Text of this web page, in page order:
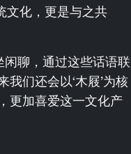
文化，更是与之共
聊，通过这些话语联
们还会以‘木屐’为核
更加喜爱这一文化产